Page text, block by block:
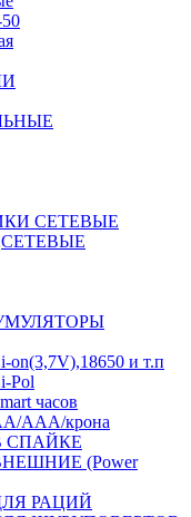
СЕТЕВЫЕ
и т.п
Pol
часов
ААА/крона
СПАЙКЕ
(Power
РАЦИЙ